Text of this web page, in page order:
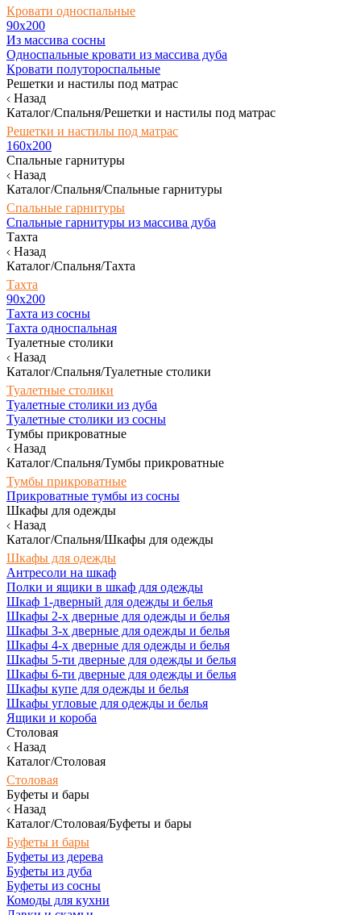
Кровати односпальные
90х200
Из массива сосны
Односпальные кровати из массива дуба
Кровати полутороспальные
Решетки и настилы под матрас
Назад
Каталог/Спальня/Решетки и настилы под матрас
Решетки и настилы под матрас
160х200
Спальные гарнитуры
Назад
Каталог/Спальня/Спальные гарнитуры
Спальные гарнитуры
Спальные гарнитуры из массива дуба
Тахта
Назад
Каталог/Спальня/Тахта
Тахта
90х200
Тахта из сосны
Тахта односпальная
Туалетные столики
Назад
Каталог/Спальня/Туалетные столики
Туалетные столики
Туалетные столики из дуба
Туалетные столики из сосны
Тумбы прикроватные
Назад
Каталог/Спальня/Тумбы прикроватные
Тумбы прикроватные
Прикроватные тумбы из сосны
Шкафы для одежды
Назад
Каталог/Спальня/Шкафы для одежды
Шкафы для одежды
Антресоли на шкаф
Полки и ящики в шкаф для одежды
Шкаф 1-дверный для одежды и белья
Шкафы 2-х дверные для одежды и белья
Шкафы 3-х дверные для одежды и белья
Шкафы 4-х дверные для одежды и белья
Шкафы 5-ти дверные для одежды и белья
Шкафы 6-ти дверные для одежды и белья
Шкафы купе для одежды и белья
Шкафы угловые для одежды и белья
Ящики и короба
Столовая
Назад
Каталог/Столовая
Столовая
Буфеты и бары
Назад
Каталог/Столовая/Буфеты и бары
Буфеты и бары
Буфеты из дерева
Буфеты из дуба
Буфеты из сосны
Комоды для кухни